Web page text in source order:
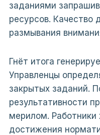
заданиями
ресурсов. Качество
размывания
Гнёт итога
Управленцы
закрытых заданий.
результативности
мерилом.
достижения